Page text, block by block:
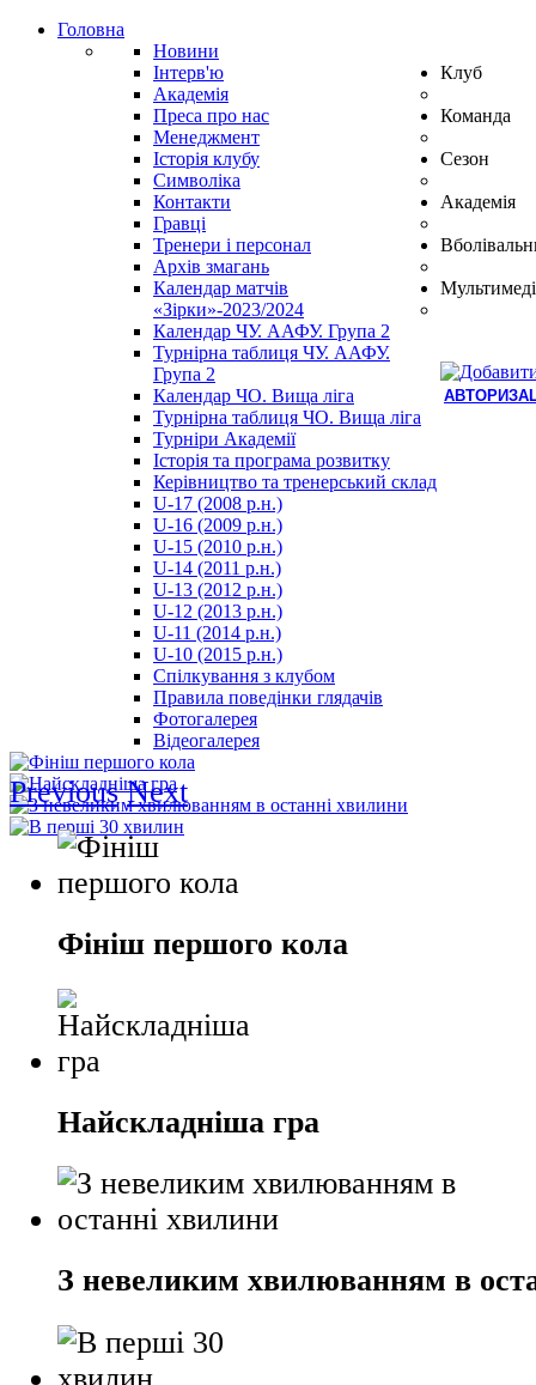
Головна
Новини
Інтерв'ю
Академія
Преса про нас
Клуб
Менеджмент
Історія клубу
Символіка
Контакти
Команда
Гравці
Тренери і персонал
Архів змагань
Сезон
Календар матчів
«Зірки»-2023/2024
Календар ЧУ. ААФУ. Група 2
Турнірна таблиця ЧУ. ААФУ.
Група 2
Календар ЧО. Вища ліга
Турнірна таблиця ЧО. Вища ліга
Академія
Турніри Академії
Історія та програма розвитку
Керівництво та тренерський склад
U-17 (2008 р.н.)
U-16 (2009 р.н.)
U-15 (2010 р.н.)
U-14 (2011 р.н.)
U-13 (2012 р.н.)
U-12 (2013 р.н.)
U-11 (2014 р.н.)
U-10 (2015 р.н.)
Спілкування з клубом
Правила поведінки глядачів
Фотогалерея
Відеогалерея
Previous Next
Фініш першого кола
Найскладніша гра
З невеликим хвилюванням в